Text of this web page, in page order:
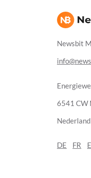
Newsbit
6541 CW
Nederland
DE FR